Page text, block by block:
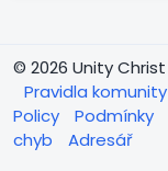
© 2026 Unity Christ
Pravidla komunity
Policy
Podmínky
chyb
Adresář